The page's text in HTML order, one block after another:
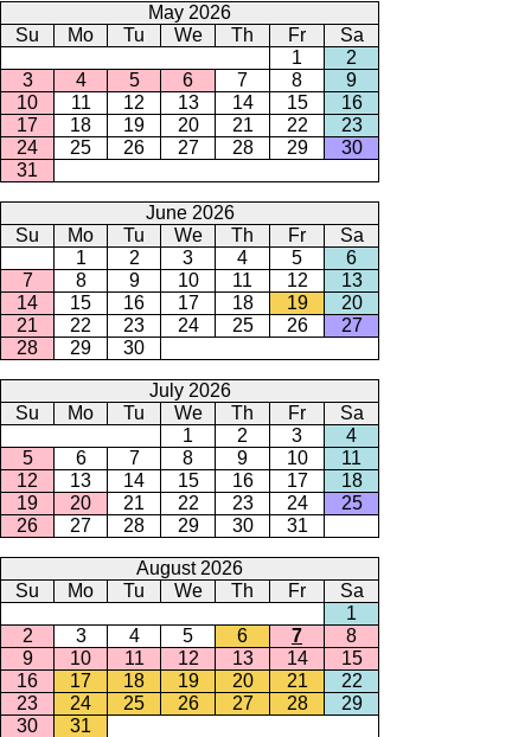
May 2026
Su
Mo Tu We Th Fr
Sa
1
2
3
4 5 6 7 8
9
10
11 12 13 14 15
16
17
18 19 20 21 22
23
24
25 26 27 28 29
30
31
June 2026
Su
Mo Tu We Th Fr
Sa
1
2 3 4 5
6
7
8 9 10 11 12
13
14
15 16 17 18 19
20
21
22 23 24 25 26
27
28
29 30
July 2026
Su
Mo Tu We Th Fr
Sa
1
2 3
4
5
6 7 8 9 10
11
12
13 14 15 16 17
18
19
20 21 22 23 24
25
26
27 28 29 30 31
August 2026
Su
Mo Tu We Th Fr
Sa
1
2
3 4 5 6 7
8
9
10 11 12 13 14
15
16
17 18 19 20 21
22
23
24 25 26 27 28
29
30
31